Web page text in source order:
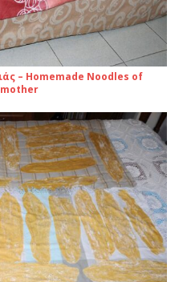
– Homemade Noodles of